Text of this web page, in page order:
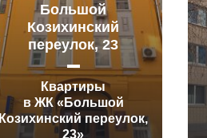
Большой
Козихинский
переулок, 23
Квартиры
в ЖК «Большой
Козихинский переулок,
23»